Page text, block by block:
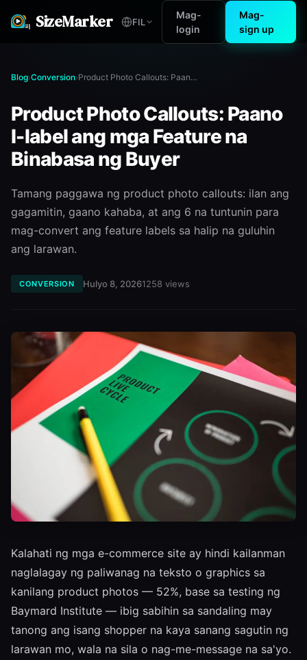
SizeMarker FIL
Mag-
login
Mag-
sign up
Blog›Conversion› Product Photo Callouts: Paano I-label ang mga Feature na Binabasa ng Buyer
Product Photo Callouts: Paano
I-label ang mga Feature na
Binabasa ng Buyer
Tamang paggawa ng product photo callouts: ilan ang
gagamitin, gaano kahaba, at ang 6 na tuntunin para
mag-convert ang feature labels sa halip na guluhin
ang larawan.
CONVERSION Hulyo 8, 20261258 views
Kalahati ng mga e-commerce site ay hindi kailanman
naglalagay ng paliwanag na teksto o graphics sa
kanilang product photos — 52%, base sa testing ng
Baymard Institute — ibig sabihin sa sandaling may
tanong ang isang shopper na kaya sanang sagutin ng
larawan mo, wala na sila o nag-me-message na sa'yo.